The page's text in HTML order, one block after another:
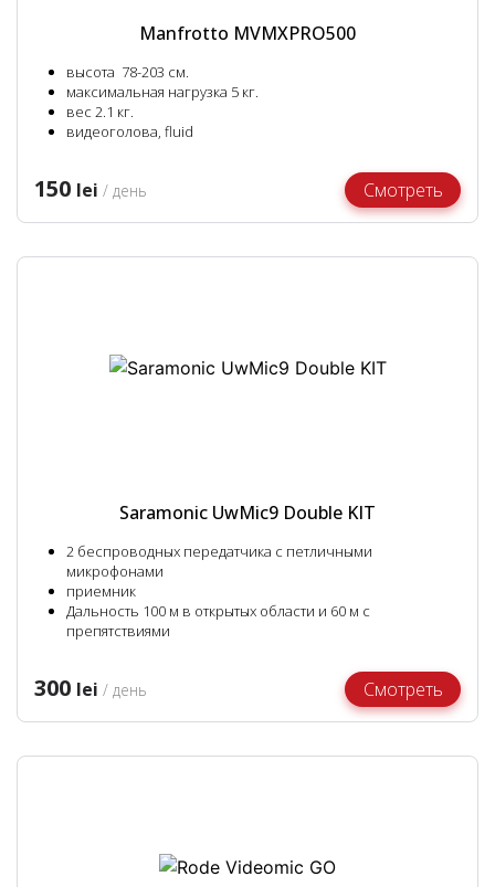
Manfrotto MVMXPRO500
высота 78-203 см.
максимальная нагрузка 5 кг.
вес 2.1 кг.
видеоголова, fluid
150 lei / день Смотреть
Saramonic UwMic9 Double KIT
2 беспроводных передатчика с петличными
микрофонами
приемник
Дальность 100 м в открытых области и 60 м с
препятствиями
300 lei / день Смотреть